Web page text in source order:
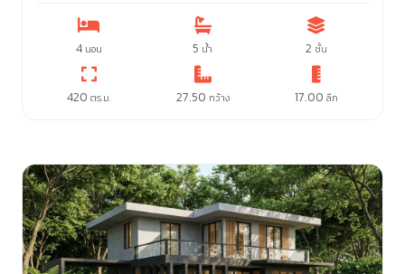
4 นอน 5 น้ำ 2 ชั้น
420 ตร.ม. 27.50 กว้าง 17.00 ลึก